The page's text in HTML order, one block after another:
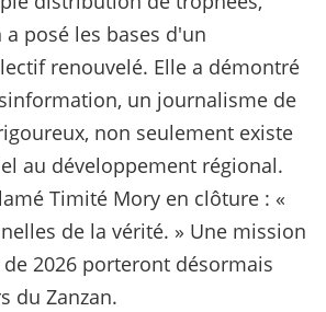
a posé les bases d'un
renouvelé. Elle a démontré
un journalisme de
non seulement existe
au développement régional.
Timité Mory en clôture : «
de la vérité. » Une mission
2026 porteront désormais
du Zanzan.